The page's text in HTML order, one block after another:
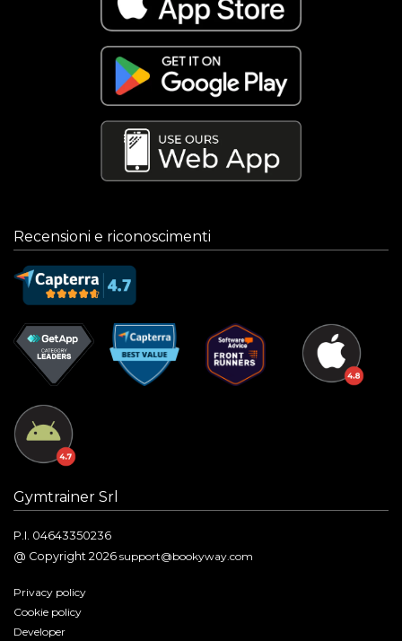
Recensioni e riconoscimenti
Gymtrainer Srl
P.I. 04643350236
@ Copyright 2026 support@bookyway.com
Privacy policy
Cookie policy
Developer